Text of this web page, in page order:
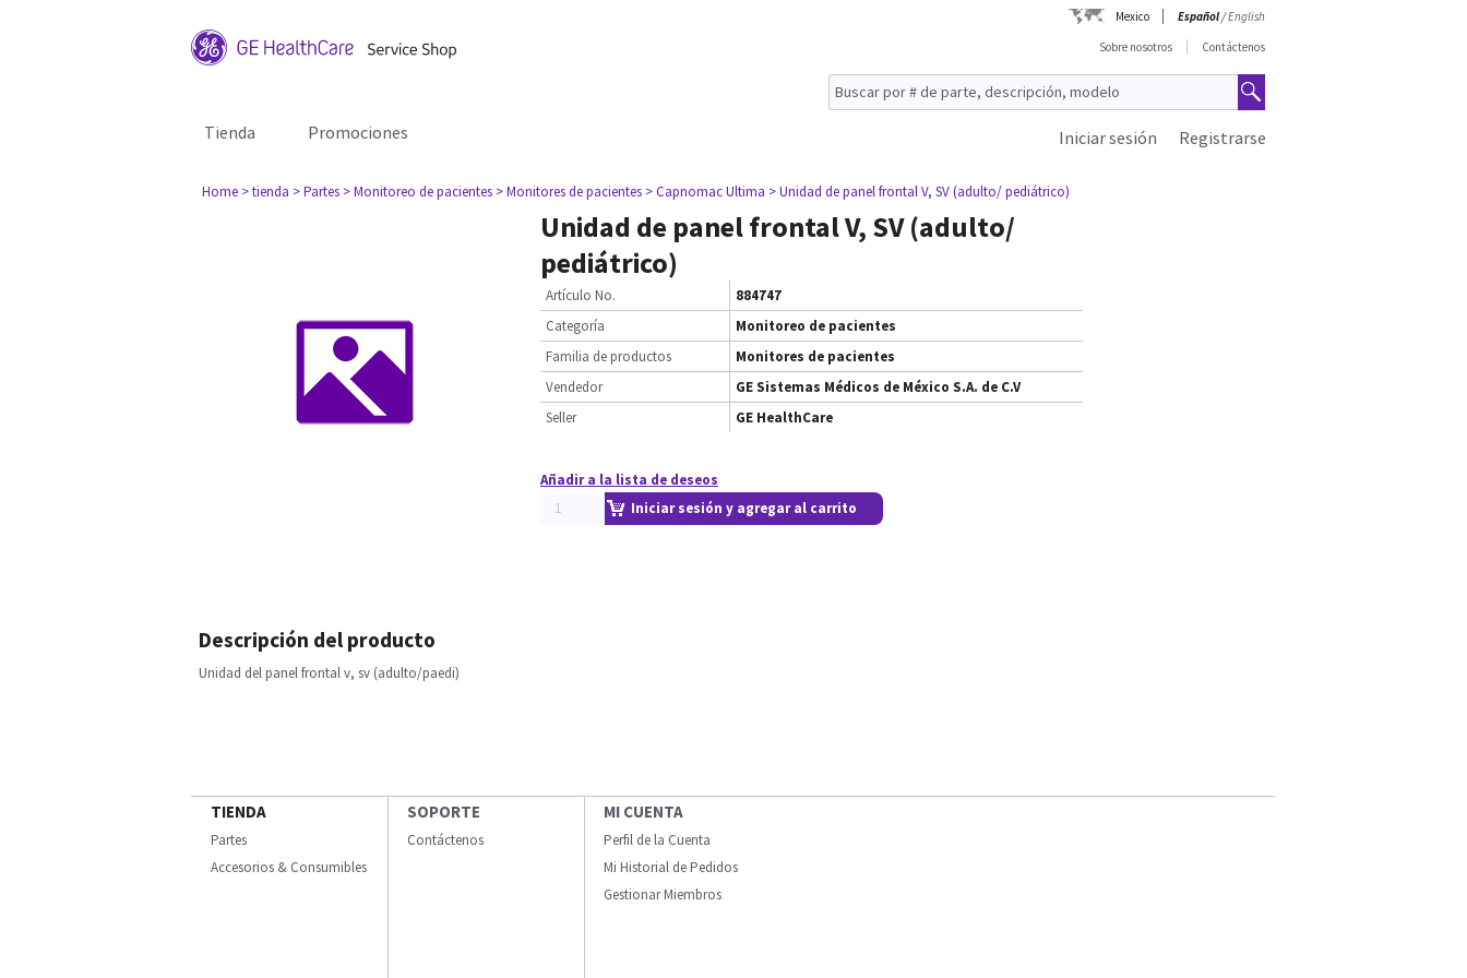
Mexico Español/English
Sobre nosotros
Contáctenos
Tienda Promociones Registrarse
Iniciar sesión
Home > tienda > Partes > Monitoreo de pacientes > Monitores de pacientes > Capnomac Ultima > Unidad de panel frontal V, SV (adulto/ pediátrico)
Unidad de panel frontal V, SV (adulto/
pediátrico)
Artículo No.
884747
Categoría
Monitoreo de pacientes
Familia de productos
Monitores de pacientes
Vendedor
GE Sistemas Médicos de México S.A. de C.V
Seller
GE HealthCare
Añadir a la lista de deseos
Iniciar sesión y agregar al carrito
Descripción del producto
Unidad del panel frontal v, sv (adulto/paedi)
TIENDA
Partes
Accesorios & Consumibles
SOPORTE
Contáctenos
MI CUENTA
Perfil de la Cuenta
Mi Historial de Pedidos
Gestionar Miembros